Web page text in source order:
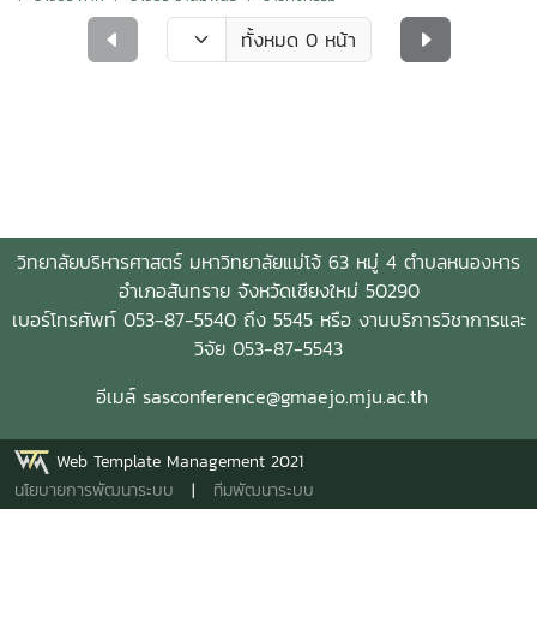
ทั้งหมด 0 หน้า
วิทยาลัยบริหารศาสตร์ มหาวิทยาลัยแม่โจ้ 63 หมู่ 4 ตำบลหนองหาร
อำเภอสันทราย จังหวัดเชียงใหม่ 50290
เบอร์โทรศัพท์ 053-87-5540 ถึง 5545 หรือ งานบริการวิชาการและ
วิจัย 053-87-5543
อีเมล์ sasconference@gmaejo.mju.ac.th
Web Template Management 2021
นโยบายการพัฒนาระบบ | ทีมพัฒนาระบบ